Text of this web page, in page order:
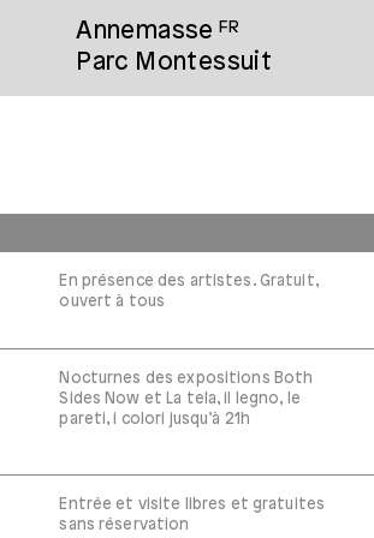
Annemasse FR
Parc Montessuit
En présence des artistes. Gratuit,
ouvert à tous
Nocturnes des expositions Both
Sides Now et La tela, il legno, le
pareti, i colori jusqu’à 21h
Entrée et visite libres et gratuites
sans réservation